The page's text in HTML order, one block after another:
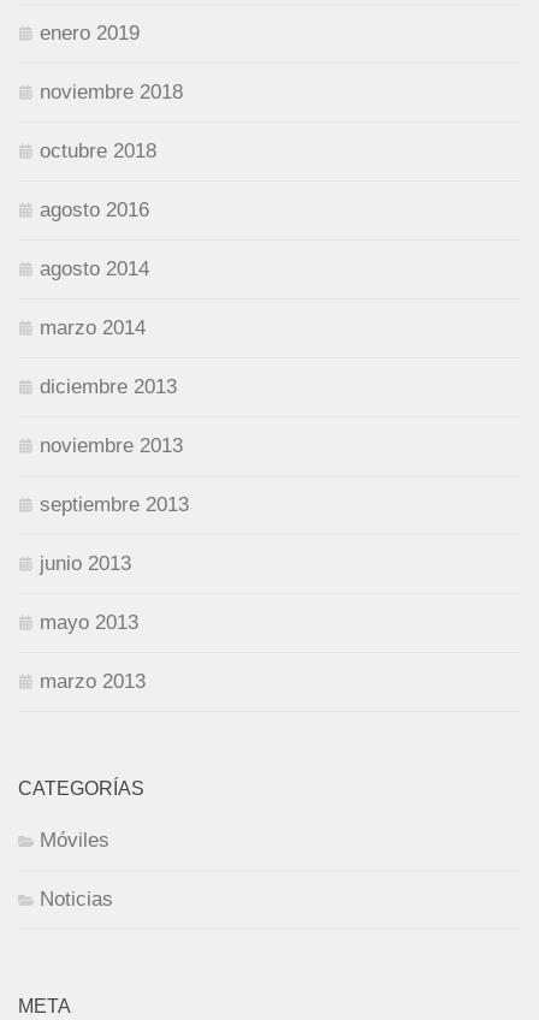
enero 2019
noviembre 2018
octubre 2018
agosto 2016
agosto 2014
marzo 2014
diciembre 2013
noviembre 2013
septiembre 2013
junio 2013
mayo 2013
marzo 2013
CATEGORÍAS
Móviles
Noticias
META